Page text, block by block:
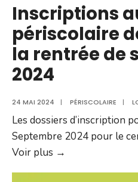
Inscriptions
périscolaire
la rentrée de
2024
24 MAI 2024 | PÉRISCOLAIRE |
Les dossiers d’inscription
Septembre 2024 pour le
Voir plus →